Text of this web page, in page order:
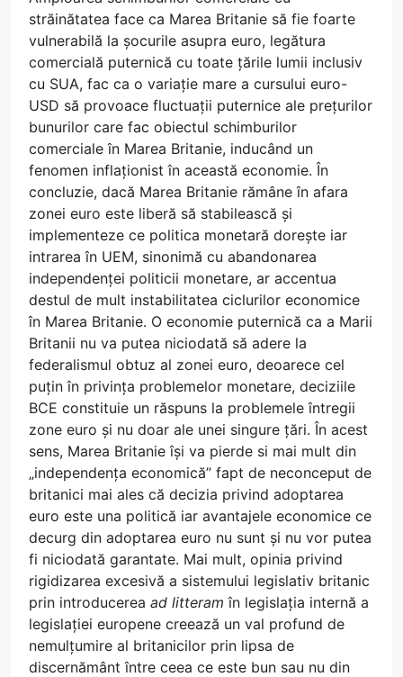
străinătatea face ca Marea Britanie să fie foarte
vulnerabilă la șocurile asupra euro, legătura
comercială puternică cu toate țările lumii inclusiv
cu SUA, fac ca o variație mare a cursului euro-
USD să provoace fluctuații puternice ale prețurilor
bunurilor care fac obiectul schimburilor
comerciale în Marea Britanie, inducând un
fenomen inflaționist în această economie. În
concluzie, dacă Marea Britanie rămâne în afara
zonei euro este liberă să stabilească și
implementeze ce politica monetară dorește iar
intrarea în UEM, sinonimă cu abandonarea
independenței politicii monetare, ar accentua
destul de mult instabilitatea ciclurilor economice
în Marea Britanie. O economie puternică ca a Marii
Britanii nu va putea niciodată să adere la
federalismul obtuz al zonei euro, deoarece cel
puțin în privința problemelor monetare, deciziile
BCE constituie un răspuns la problemele întregii
zone euro și nu doar ale unei singure țări. În acest
sens, Marea Britanie își va pierde si mai mult din
„independența economică” fapt de neconceput de
britanici mai ales că decizia privind adoptarea
euro este una politică iar avantajele economice ce
decurg din adoptarea euro nu sunt și nu vor putea
fi niciodată garantate. Mai mult, opinia privind
rigidizarea excesivă a sistemului legislativ britanic
prin introducerea ad litteram în legislația internă a
legislației europene creează un val profund de
nemulțumire al britanicilor prin lipsa de
discernământ între ceea ce este bun sau nu din